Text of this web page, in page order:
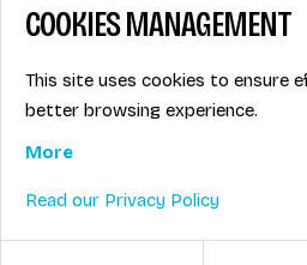
More
Job offers
Ski instructors union
COOKIES MANAGEMENT
This site uses cookies to ensure
better browsing experience.
More
Read our Privacy Policy